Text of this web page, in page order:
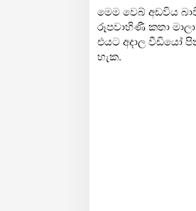
මෙම වෙබ් අඩවිය
රූපවාහිණී කතා
එයට අදාල වීඩියෝ
හැක.